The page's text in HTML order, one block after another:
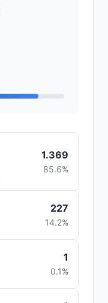
1.369
85.6%
227
14.2%
1
0.1%